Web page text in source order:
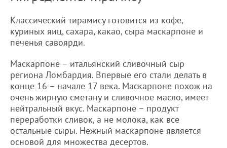
Классический тирамису готовится из кофе,
куриных яиц, сахара, какао, сыра маскарпоне и
печенья савоярди.
Маскарпоне – итальянский сливочный сыр
региона Ломбардия. Впервые его стали делать в
конце 16 – начале 17 века. Маскарпоне похож на
очень жирную сметану и сливочное масло, имеет
нейтральный вкус. Маскарпоне – продукт
переработки сливок, а не молока, как все
остальные сыры. Нежный маскарпоне является
основой для множества десертов.